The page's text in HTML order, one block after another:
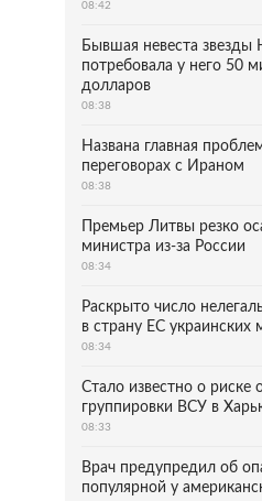
08:42
Бывшая невеста звезды
потребовала у него 50
долларов
08:38
Названа главная
переговорах с Ираном
08:38
Премьер Литвы резко
министра из-за России
08:34
Раскрыто число
в страну ЕС украинских
08:34
Стало известно о риске
группировки ВСУ в
08:33
Врач предупредил об
популярной у